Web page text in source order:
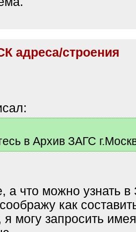
адреса/строения
в Архив ЗАГС
а что можно узнать
как
могу запросить